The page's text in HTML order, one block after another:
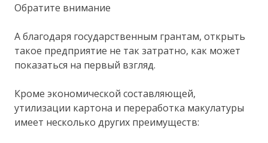
Обратите внимание
А благодаря государственным грантам, открыть
такое предприятие не так затратно, как может
показаться на первый взгляд.
Кроме экономической составляющей,
утилизации картона и переработка макулатуры
имеет несколько других преимуществ: